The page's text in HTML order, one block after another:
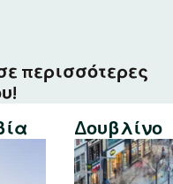
περισσότερες
Δουβλίνο